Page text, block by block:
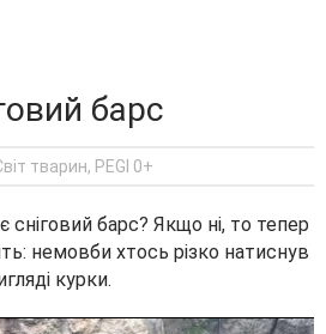
барс
тварин, PEGI 0+
сніговий барс? Якщо ні, то тепер
немовби хтось різко натиснув
курки.